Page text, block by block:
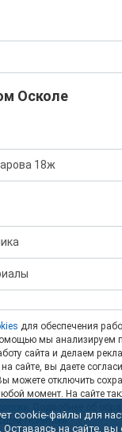
Осколе
18ж
для обеспечения
мы анализируем
сайта и делаем
сайте, вы даете
можете отключить
момент. На сайте
Политике.
cookie-файлы для
Оставаясь на сайте, вы